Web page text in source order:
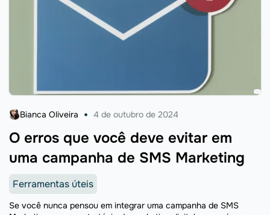
O erros que você deve evitar em
uma campanha de SMS Marketing
Bianca Oliveira 4 de outubro de 2024
Ferramentas úteis
Se você nunca pensou em integrar uma campanha de SMS